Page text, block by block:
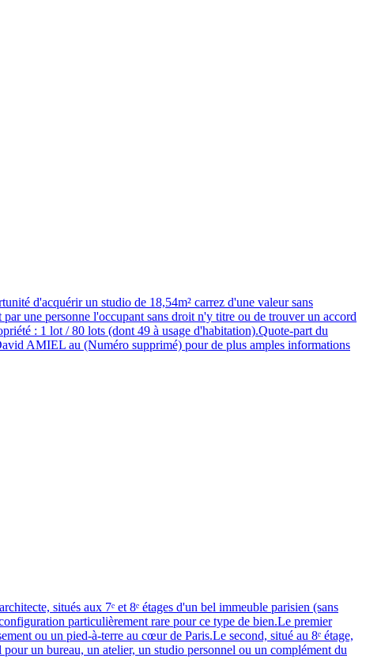
d'acquérir un studio de 18,54m² carrez d'une valeur sans
une personne l'occupant sans droit n'y titre ou de trouver un accord
: 1 lot / 80 lots (dont 49 à usage d'habitation).Quote-part du
AMIEL au (Numéro supprimé) pour de plus amples informations
situés aux 7ᵉ et 8ᵉ étages d'un bel immeuble parisien (sans
particulièrement rare pour ce type de bien.Le premier
ou un pied-à-terre au cœur de Paris.Le second, situé au 8ᵉ étage,
un bureau, un atelier, un studio personnel ou un complément du